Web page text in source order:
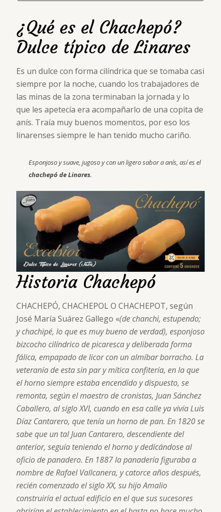
¿Qué es el Chachepó?
Dulce típico de Linares
Es un dulce con forma cilíndrica que se tomaba casi
siempre por la noche, cuando los trabajadores de
las minas de la zona terminaban la jornada y lo
que les apetecía era acompañarlo de una copita de
anís. Traía muy buenos momentos, por eso los
linarenses siempre le han tenido mucho cariño.
Esponjoso y suave, jugoso y con un ligero sabor a anís, así es el
chachepó de Linares.
Historia Chachepó
CHACHEPÓ, CHACHEPOL O CHACHEPOT, según
José María Suárez Gallego «(de chanchi, estupendo;
y chachipé, lo que es muy bueno de verdad), esponjoso
bizcocho cilíndrico de picaresca y deliberada forma
fálica, empapado de licor con un almíbar borracho. La
veteranía de esta sin par y mítica confitería, en la que
el horno siempre estaba encendido y dispuesto, se
remonta, según el maestro de cronistas, Juan Sánchez
Caballero, al siglo XVI, cuando en esa calle ya vivía Luis
Díaz Cantarero, que tenía un horno de pan. En 1820 se
sabe que un tal Juan Cantarero, descendiente del
anterior, seguía teniendo el horno y dedicándose al
oficio de panadero. En 1887 la panadería figuraba a
nombre de Rafael Vallcanera, y catorce años después,
recién comenzado el siglo XX, su hijo Amalio
construiría el actual edificio en el que sus sucesores